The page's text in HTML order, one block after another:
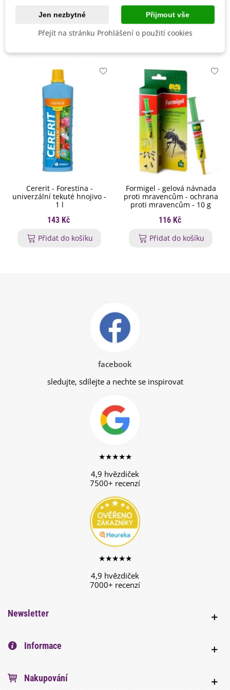
sója, hrách rolní, mrkev rolní, ptačí noha, vičák obecný,
hrách setý, jetel alexandrijský, pískavice řecké seno, jetel
Mohlo by se také hodit
Cererit - Forestina -
univerzální tekuté hnojivo -
1 l
143 Kč
Přidat do košíku
Formigel - gelová návnada
proti mravencům - ochrana
proti mravencům - 10 g
116 Kč
Přidat do košíku
facebook
sledujte, sdílejte a nechte se inspirovat
★★★★★
4,9 hvězdiček
7500+ recenzí
★★★★★
4,9 hvězdiček
7000+ recenzí
Newsletter
Informace
Nakupování
Jen nezbytné Přijmout vše
Přejít na stránku Prohlášení o použití cookies